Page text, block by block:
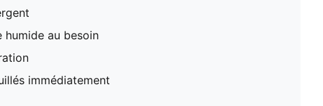
humide au besoin
immédiatement